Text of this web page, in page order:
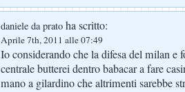
daniele da prato ha scritto:
Aprile 7th, 2011 alle 07:49
Io considerando che la difesa del milan e
centrale butterei dentro babacar a fare
mano a gilardino che altrimenti sarebbe